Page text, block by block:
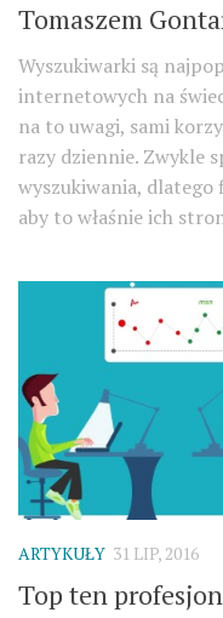
Tomaszem
Wyszukiwarki są
internetowych na
na to uwagi, sami
razy dziennie. Zwykle
wyszukiwania, dlatego
aby to właśnie ich
ARTYKUŁY 31 LIP, 2016
Top ten